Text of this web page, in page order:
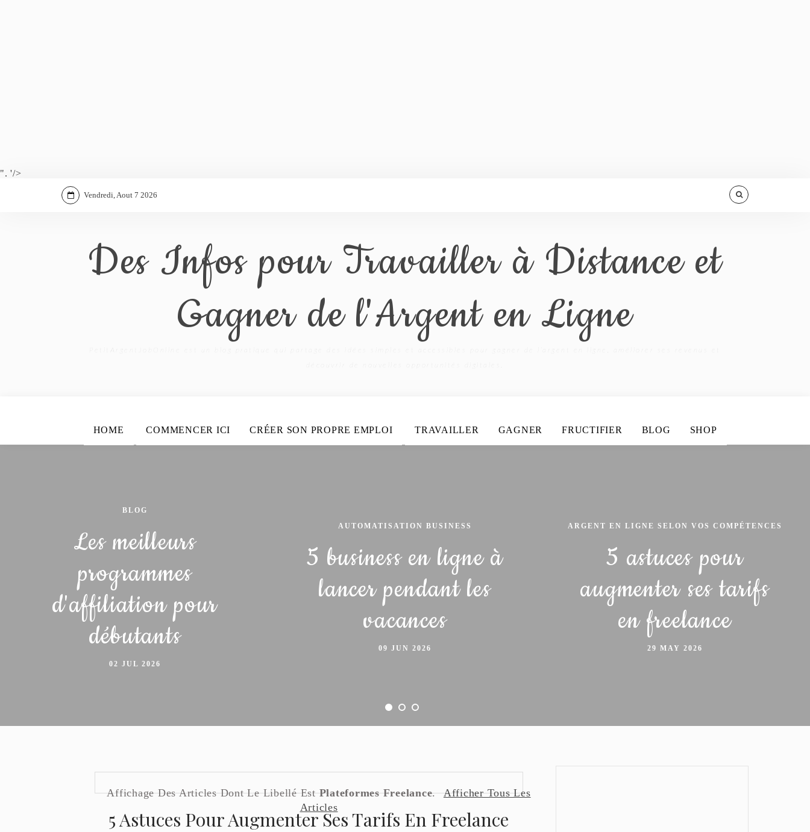
". '/>
Vendredi, Aout 7 2026
Des Infos pour Travailler à Distance et
Gagner de l'Argent en Ligne
HOME COMMENCER ICI CRÉER SON PROPRE EMPLOI TRAVAILLER GAGNER FRUCTIFIER BLOG SHOP
BLOG
Les meilleurs
programmes
d'affiliation pour
débutants
02 JUL 2026
AUTOMATISATION BUSINESS
5 business en ligne à
lancer pendant les
vacances
09 JUN 2026
ARGENT EN LIGNE SELON VOS COMPÉTENCES
5 astuces pour
augmenter ses tarifs
en freelance
29 MAY 2026
Affichage Des Articles Dont Le Libellé EstPlateformes Freelance. Afficher Tous Les
Articles
5 Astuces Pour Augmenter Ses Tarifs En Freelance